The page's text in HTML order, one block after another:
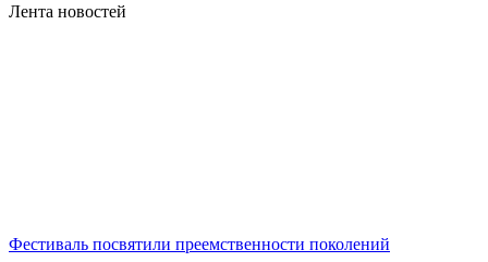
Лента новостей
Фестиваль посвятили преемственности поколений